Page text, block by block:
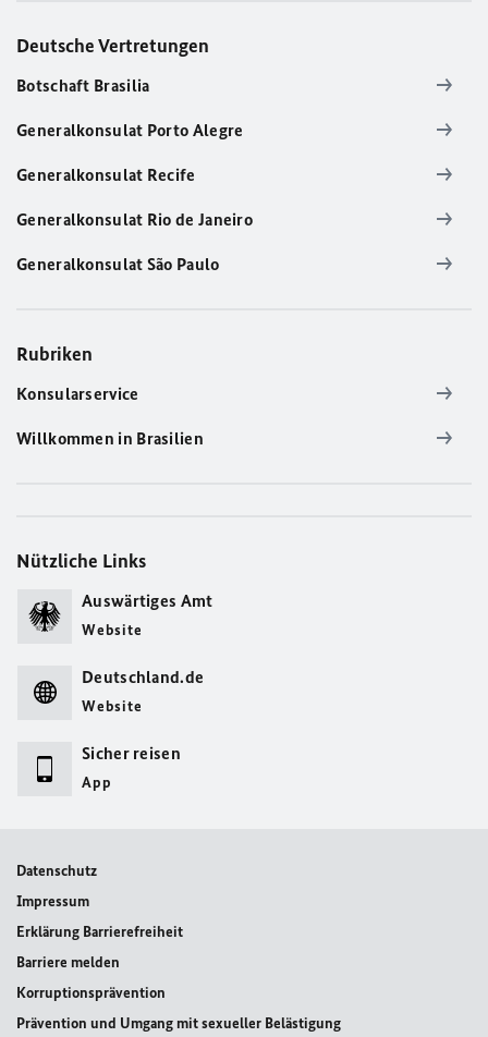
Deutsche Vertretungen
Botschaft Brasilia
Generalkonsulat Porto Alegre
Generalkonsulat Recife
Generalkonsulat Rio de Janeiro
Generalkonsulat São Paulo
Rubriken
Konsularservice
Willkommen in Brasilien
Nützliche Links
Auswärtiges Amt
Website
Deutschland.de
Website
Sicher reisen
App
Datenschutz
Impressum
Erklärung Barrierefreiheit
Barriere melden
Korruptionsprävention
Prävention und Umgang mit sexueller Belästigung